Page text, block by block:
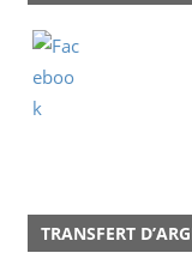
TRANSFERT